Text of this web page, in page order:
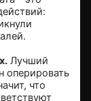
Лучший
оперировать
что